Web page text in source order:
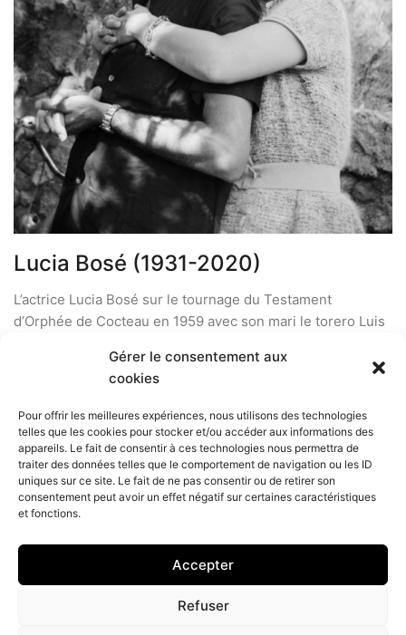
Gérer le consentement aux
cookies
Pour offrir les meilleures expériences, nous utilisons des technologies
telles que les cookies pour stocker et/ou accéder aux informations des
appareils. Le fait de consentir à ces technologies nous permettra de
traiter des données telles que le comportement de navigation ou les ID
uniques sur ce site. Le fait de ne pas consentir ou de retirer son
consentement peut avoir un effet négatif sur certaines caractéristiques
et fonctions.
Accepter
Refuser
Lucia Bosé (1931-2020)
L’actrice Lucia Bosé sur le tournage du Testament
d’Orphée de Cocteau en 1959 avec son mari le torero Luis
Cocteau et Serge Lifar dans les carrières des Baux de
Provence. Miss Italie en 1947, elle épouse le torero super
star Luis Miguel Dominguin en 1955, Ils forment le…
24 mars 2020